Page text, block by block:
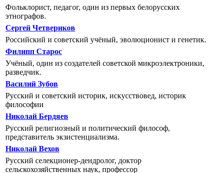
Фольклорист, педагог, один из первых белорусских
этнографов.
Сергей Четвериков
Российский и советский учёный, эволюционист и генетик.
Филипп Старос
Учёный, один из создателей советской микроэлектроники,
разведчик.
Василий Зубов
Русский и советский историк, искусствовед, историк
философии
Николай Бердяев
Русский религиозный и политический философ,
представитель экзистенциализмa.
Николай Вехов
Русский селекционер-дендролог, доктор
сельскохозяйственных наук, профессор